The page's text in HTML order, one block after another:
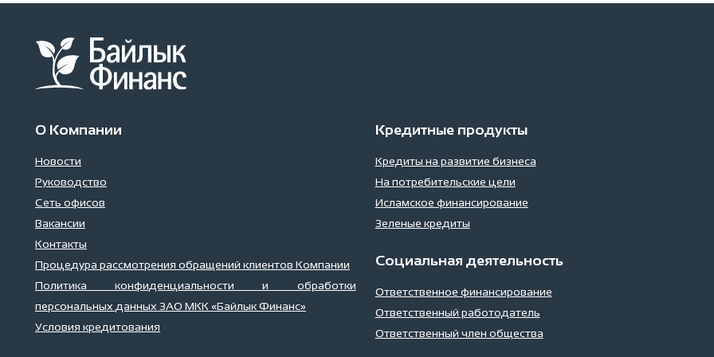
О Компании
Новости
Руководство
Сеть офисов
Вакансии
Контакты
Процедура рассмотрения обращений клиентов Компании
Политика конфиденциальности и обработки
персональных данных ЗАО МКК «Байлык Финанс»
Условия кредитования
Кредитные продукты
Кредиты на развитие бизнеса
На потребительские цели
Исламское финансирование
Зеленые кредиты
Социальная деятельность
Ответственное финансирование
Ответственный работодатель
Ответственный член общества